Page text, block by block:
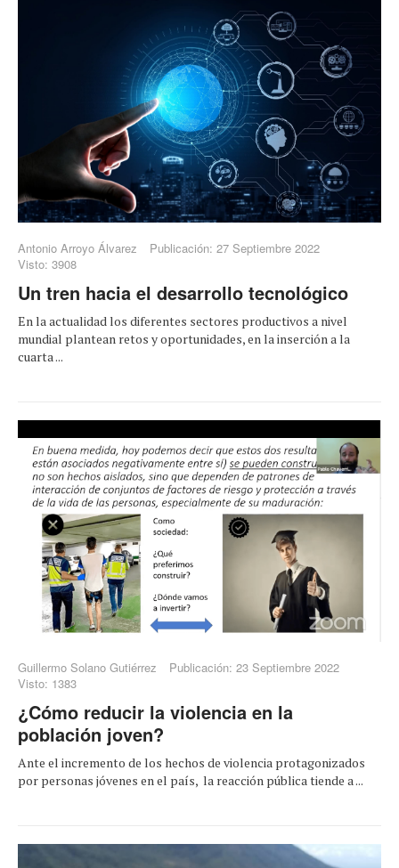
Antonio Arroyo Álvarez
Publicación: 27 Septiembre 2022
Visto: 3908
Un tren hacia el desarrollo tecnológico
En la actualidad los diferentes sectores productivos a nivel
mundial plantean retos y oportunidades, en la inserción a la
cuarta ...
Guillermo Solano Gutiérrez
Publicación: 23 Septiembre 2022
Visto: 1383
¿Cómo reducir la violencia en la
población joven?
Ante el incremento de los hechos de violencia protagonizados
por personas jóvenes en el país, la reacción pública tiende a ...